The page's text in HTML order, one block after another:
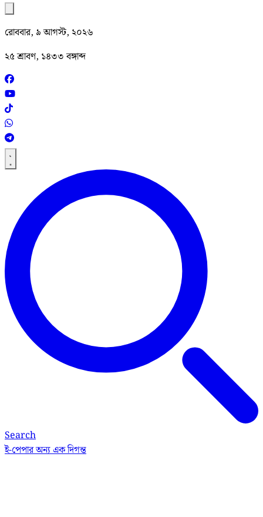
রোববার, ৯ আগস্ট, ২০২৬
২৫ শ্রাবণ, ১৪৩৩ বঙ্গাব্দ
Search
ই-পেপারঅন্য এক দিগন্ত